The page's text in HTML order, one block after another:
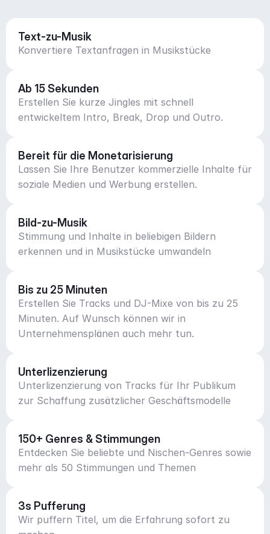
Text-zu-Musik
Konvertiere Textanfragen in Musikstücke
Ab 15 Sekunden
Erstellen Sie kurze Jingles mit schnell
entwickeltem Intro, Break, Drop und Outro.
Bereit für die Monetarisierung
Lassen Sie Ihre Benutzer kommerzielle Inhalte für
soziale Medien und Werbung erstellen.
Bild-zu-Musik
Stimmung und Inhalte in beliebigen Bildern
erkennen und in Musikstücke umwandeln
Bis zu 25 Minuten
Erstellen Sie Tracks und DJ-Mixe von bis zu 25
Minuten. Auf Wunsch können wir in
Unternehmensplänen auch mehr tun.
Unterlizenzierung
Unterlizenzierung von Tracks für Ihr Publikum
zur Schaffung zusätzlicher Geschäftsmodelle
150+ Genres & Stimmungen
Entdecken Sie beliebte und Nischen-Genres sowie
mehr als 50 Stimmungen und Themen
3s Pufferung
Wir puffern Titel, um die Erfahrung sofort zu